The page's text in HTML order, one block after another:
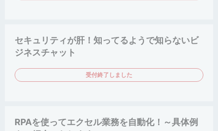
セキュリティが肝！知ってるようで知らないビ
ジネスチャット
受付終了しました
RPAを使ってエクセル業務を自動化！～具体例